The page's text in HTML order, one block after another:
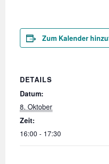
Zum Kalender
DETAILS
Datum:
8. Oktober
Zeit:
16:00 - 17:30